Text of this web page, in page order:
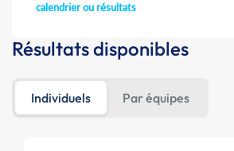
calendrier ou résultats
Résultats disponibles
Individuels Par équipes